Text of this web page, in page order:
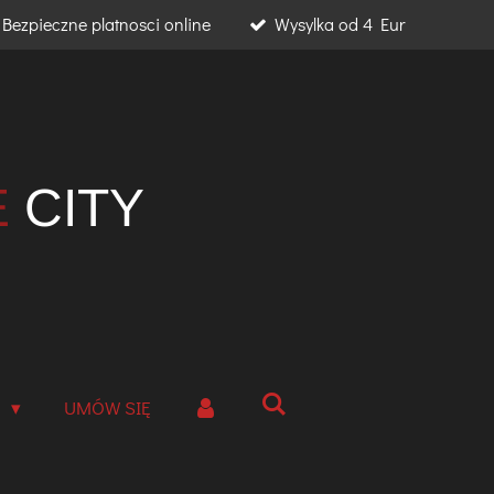
Bezpieczne platnosci online Wysylka od 4 Eur
CITY
UMÓW SIĘ